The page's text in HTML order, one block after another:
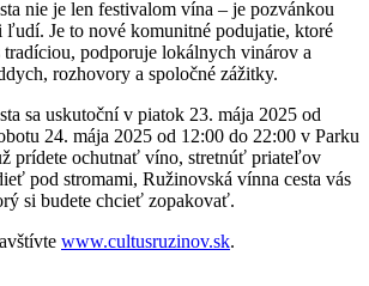
nie je len festivalom vína – je pozvánkou
ľudí. Je to nové komunitné podujatie, ktoré
tradíciou, podporuje lokálnych vinárov a
rozhovory a spoločné zážitky.
sa uskutoční v piatok 23. mája 2025 od
24. mája 2025 od 12:00 do 22:00 v Parku
prídete ochutnať víno, stretnúť priateľov
pod stromami, Ružinovská vínna cesta vás
si budete chcieť zopakovať.
www.cultusruzinov.sk.